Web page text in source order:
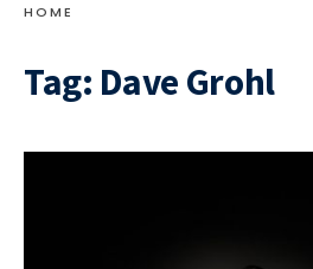
HOME
Tag: Dave Grohl